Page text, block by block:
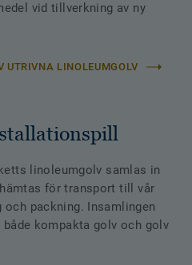
vid tillverkning av ny
UTRIVNA LINOLEUMGOLV
linoleumgolv samlas in
för transport till vår
packning. Insamlingen
kompakta golv och golv